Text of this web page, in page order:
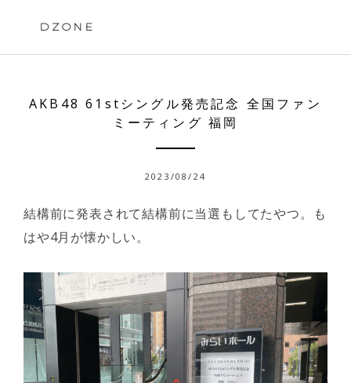
DZONE
AKB48 61stシングル発売記念 全国ファン
ミーティング 福岡
2023/08/24
結構前に発表されて結構前に当選もしてたやつ。も
はや4月が懐かしい。